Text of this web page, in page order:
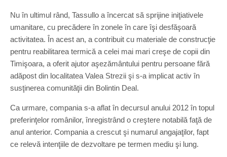
Nu în ultimul rând, Tassullo a încercat să sprijine iniţiativele
umanitare, cu precădere în zonele în care îşi desfăşoară
activitatea. În acest an, a contribuit cu materiale de construcţie
pentru reabilitarea termică a celei mai mari creşe de copii din
Timişoara, a oferit ajutor aşezământului pentru persoane fără
adăpost din localitatea Valea Strezii şi s-a implicat activ în
susţinerea comunităţii din Bolintin Deal.
Ca urmare, compania s-a aflat în decursul anului 2012 în topul
preferinţelor românilor, înregistrând o creştere notabilă faţă de
anul anterior. Compania a crescut şi numarul angajaţilor, fapt
ce relevă intenţiile de dezvoltare pe termen mediu şi lung.